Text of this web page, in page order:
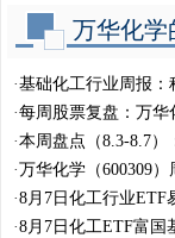
万华化学
·基础化工行业周报：
项目启动
·每周股票复盘：万华
·本周盘点（8.3-8.7）
·万华化学（600309
·8月7日化工行业ETF
油、盐湖股份
·8月7日化工ETF富国